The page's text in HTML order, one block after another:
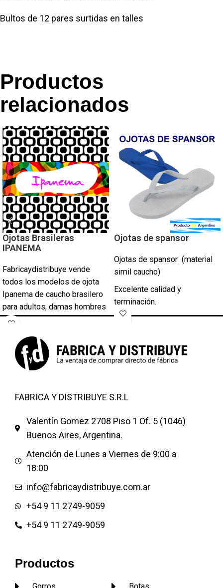
Bultos de 12 pares surtidas en talles
Productos
relacionados
Ojotas Brasileras
IPANEMA
Fabricaydistribuye vende
todos los modelos de ojota
Ipanema de caucho brasilero
para adultos, damas hombres
y niños .
Ipanema Anatomica Fem
Ipanema Tem Fem
Ipanema sem igual fem flores
Marron
Claro
Ipanema Renova Slide
Ipanema Flatform Fem
También vendemos por mayor
Ipanema
Somos líderes ventas por
mayor de la Ojota Ipanema
todo el país.
Consultar stock.
Ojotas de spansor
Ojotas de spansor (material
simil caucho)
Excelente calidad y
terminación.
Módulos de 12 pares por
Clásicas (35-36 al 45-46)
(35/36 al 39/40)
(39/40 al 45/46)
FABRICA Y DISTRIBUYE S.R.L
Valentín Gomez 2708 Piso 1 Of. 5 (1046)
Buenos Aires, Argentina.
Atención de Lunes a Viernes de 9:00 a
18:00
info@fabricaydistribuye.com.ar
+54 9 11 2749-9059
+54 9 11 2749-9059
Productos